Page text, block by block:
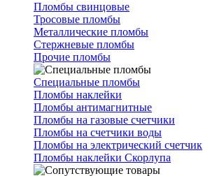
Пломбы свинцовые
Тросовые пломбы
Металлические пломбы
Стержневые пломбы
Прочие пломбы
Специальные пломбы
Пломбы наклейки
Пломбы антимагнитные
Пломбы на газовые счетчики
Пломбы на счетчики воды
Пломбы на электрический счетчик
Пломбы наклейки Скорлупа